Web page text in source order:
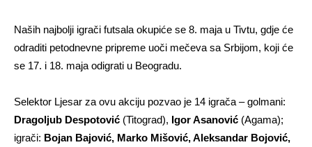
Naših najbolji igrači futsala okupiće se 8. maja u Tivtu, gdje će
odraditi petodnevne pripreme uoči mečeva sa Srbijom, koji će
se 17. i 18. maja odigrati u Beogradu.
Selektor Ljesar za ovu akciju pozvao je 14 igrača – golmani:
Dragoljub Despotović (Titograd), Igor Asanović (Agama);
igrači: Bojan Bajović, Marko Mišović, Aleksandar Bojović,